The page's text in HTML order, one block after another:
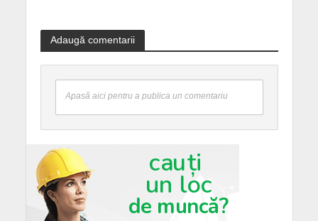
Adaugă comentarii
Apasă aici pentru a publica un comentariu